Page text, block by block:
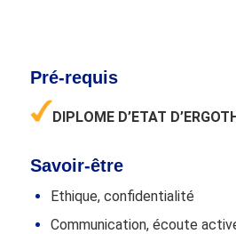
Pré-requis
DIPLOME D’ETAT
Savoir-être
Ethique, confidentialité
Communication, écoute